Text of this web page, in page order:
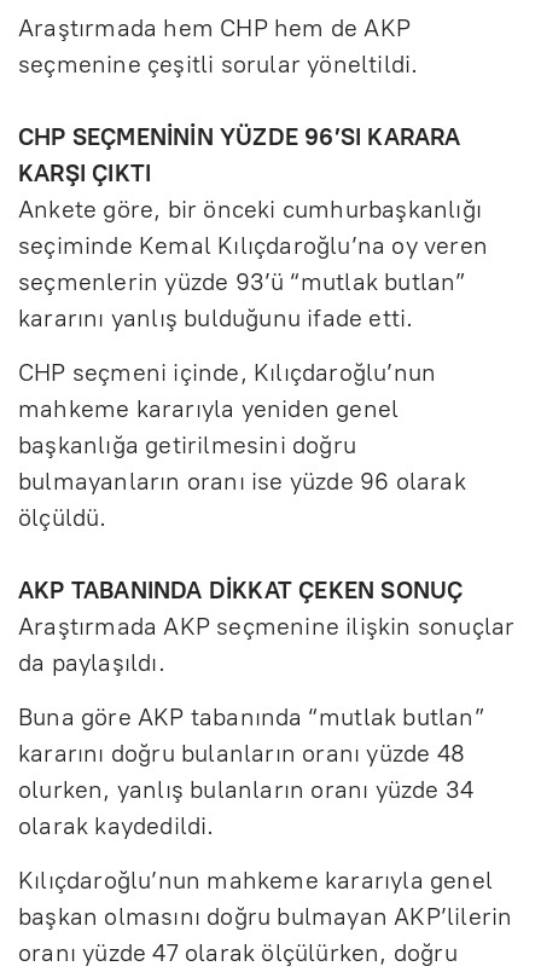
Araştırmada hem CHP hem de AKP
seçmenine çeşitli sorular yöneltildi.
CHP SEÇMENİNİN YÜZDE 96’SI KARARA
KARŞI ÇIKTI
Ankete göre, bir önceki cumhurbaşkanlığı
seçiminde Kemal Kılıçdaroğlu’na oy veren
seçmenlerin yüzde 93’ü “mutlak butlan”
kararını yanlış bulduğunu ifade etti.
CHP seçmeni içinde, Kılıçdaroğlu’nun
mahkeme kararıyla yeniden genel
başkanlığa getirilmesini doğru
bulmayanların oranı ise yüzde 96 olarak
ölçüldü.
AKP TABANINDA DİKKAT ÇEKEN SONUÇ
Araştırmada AKP seçmenine ilişkin sonuçlar
da paylaşıldı.
Buna göre AKP tabanında “mutlak butlan”
kararını doğru bulanların oranı yüzde 48
olurken, yanlış bulanların oranı yüzde 34
olarak kaydedildi.
Kılıçdaroğlu’nun mahkeme kararıyla genel
başkan olmasını doğru bulmayan AKP’lilerin
oranı yüzde 47 olarak ölçülürken, doğru